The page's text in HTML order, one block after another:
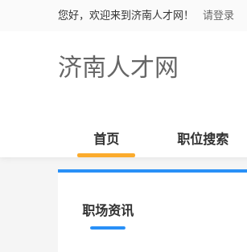
您好，欢迎来到济南人才网！ 请登录
济南人才网
首页 职位搜索
职场资讯